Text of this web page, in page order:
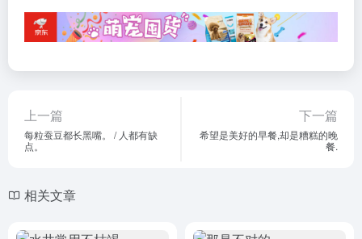
上一篇
每粒蚕豆都长黑嘴。 / 人都有缺
点。
下一篇
希望是美好的早餐,却是糟糕的晚
餐.
相关文章